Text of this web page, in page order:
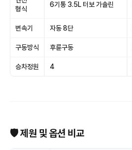
형식
6기통 3.5L 터보 가솔린
변속기 자동 8단
구동방식 후륜구동
승차정원 4
🛡 제원 및 옵션 비교